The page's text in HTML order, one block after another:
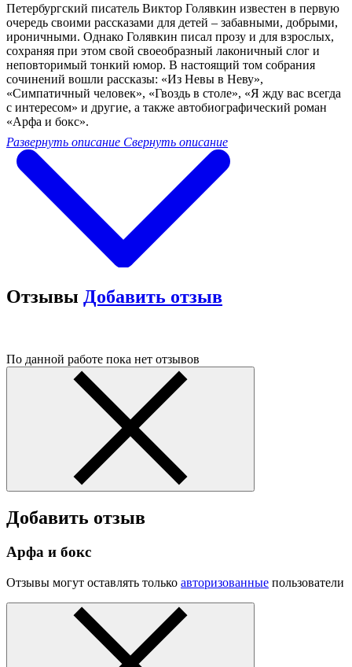
Петербургский писатель Виктор Голявкин известен в первую
очередь своими рассказами для детей – забавными, добрыми,
ироничными. Однако Голявкин писал прозу и для взрослых,
сохраняя при этом свой своеобразный лаконичный слог и
неповторимый тонкий юмор. В настоящий том собрания
сочинений вошли рассказы: «Из Невы в Неву»,
«Симпатичный человек», «Гвоздь в столе», «Я жду вас всегда
с интересом» и другие, а также автобиографический роман
«Арфа и бокс».
Развернуть описание Свернуть описание
Отзывы Добавить отзыв
По данной работе пока нет отзывов
Добавить отзыв
Арфа и бокс
Отзывы могут оставлять только авторизованные пользователи